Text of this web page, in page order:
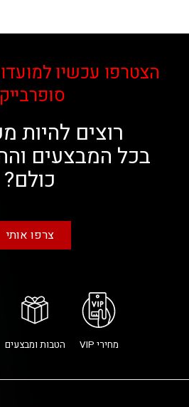
הצטרפו עכשיו
רוצים להיות
בכל המבצעים
כולם?
צרפו אותי
מחירי VIP הטבות ומבצעים